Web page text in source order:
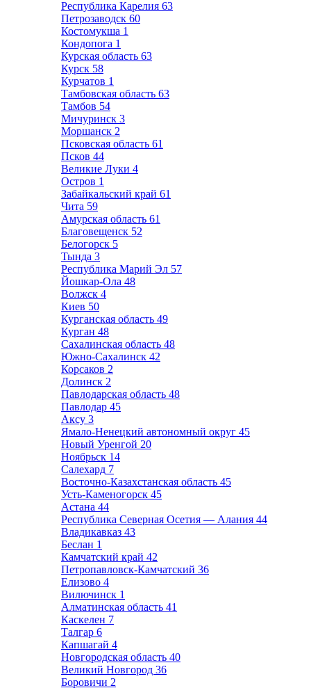
Республика Карелия 63
Петрозаводск 60
Костомукша 1
Кондопога 1
Курская область 63
Курск 58
Курчатов 1
Тамбовская область 63
Тамбов 54
Мичуринск 3
Моршанск 2
Псковская область 61
Псков 44
Великие Луки 4
Остров 1
Забайкальский край 61
Чита 59
Амурская область 61
Благовещенск 52
Белогорск 5
Тында 3
Республика Марий Эл 57
Йошкар-Ола 48
Волжск 4
Киев 50
Курганская область 49
Курган 48
Сахалинская область 48
Южно-Сахалинск 42
Корсаков 2
Долинск 2
Павлодарская область 48
Павлодар 45
Аксу 3
Ямало-Ненецкий автономный округ 45
Новый Уренгой 20
Ноябрьск 14
Салехард 7
Восточно-Казахстанская область 45
Усть-Каменогорск 45
Астана 44
Республика Северная Осетия — Алания 44
Владикавказ 43
Беслан 1
Камчатский край 42
Петропавловск-Камчатский 36
Елизово 4
Вилючинск 1
Алматинская область 41
Каскелен 7
Талгар 6
Капшагай 4
Новгородская область 40
Великий Новгород 36
Боровичи 2